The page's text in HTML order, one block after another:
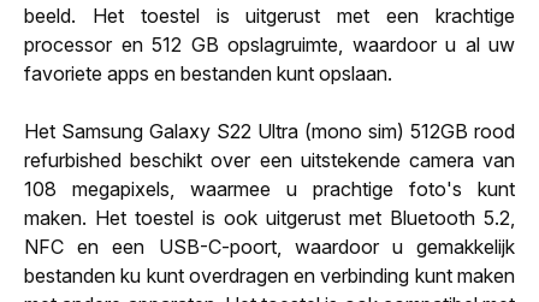
beeld. Het toestel is uitgerust met een krachtige
processor en 512 GB opslagruimte, waardoor u al uw
favoriete apps en bestanden kunt opslaan.
Het Samsung Galaxy S22 Ultra (mono sim) 512GB rood
refurbished beschikt over een uitstekende camera van
108 megapixels, waarmee u prachtige foto's kunt
maken. Het toestel is ook uitgerust met Bluetooth 5.2,
NFC en een USB-C-poort, waardoor u gemakkelijk
bestanden ku kunt overdragen en verbinding kunt maken